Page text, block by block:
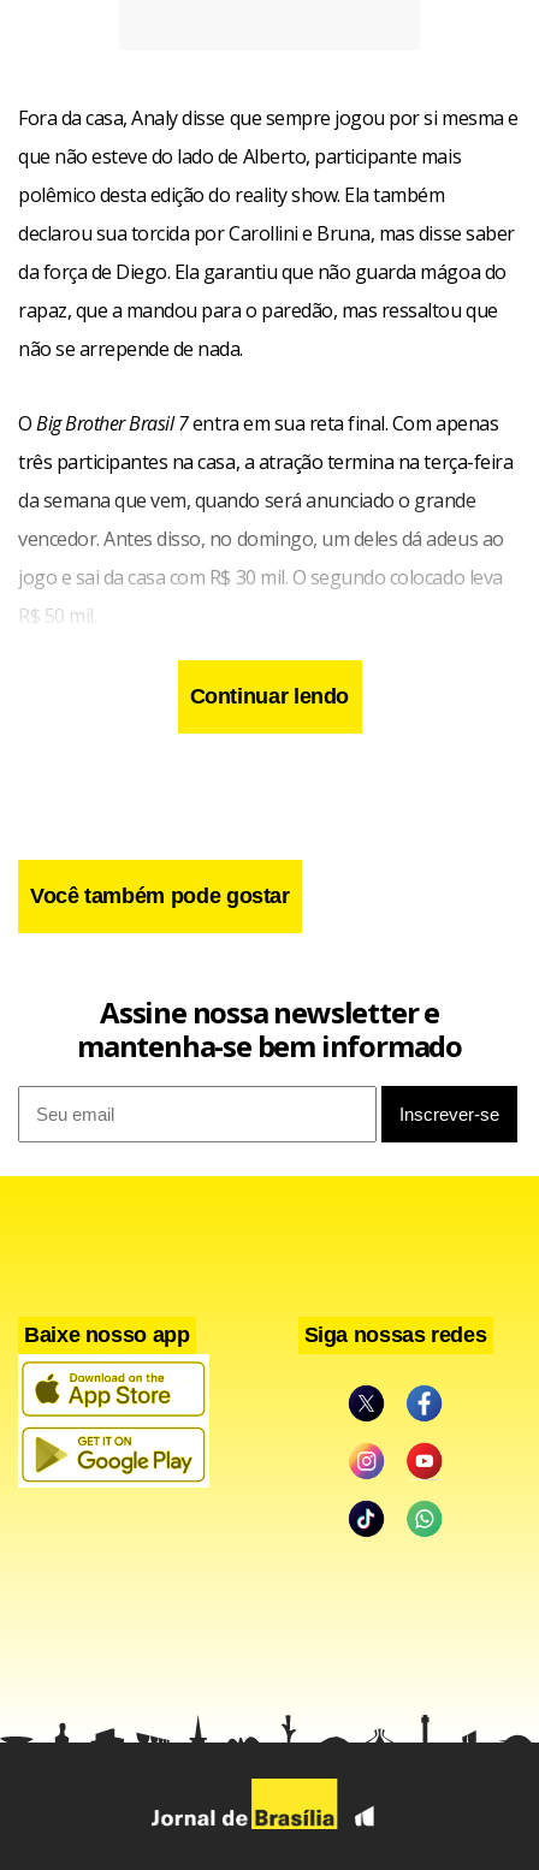
Fora da casa, Analy disse que sempre jogou por si mesma e
que não esteve do lado de Alberto, participante mais
polêmico desta edição do reality show. Ela também
declarou sua torcida por Carollini e Bruna, mas disse saber
da força de Diego. Ela garantiu que não guarda mágoa do
rapaz, que a mandou para o paredão, mas ressaltou que
não se arrepende de nada.
OBig Brother Brasil 7entra em sua reta final. Com apenas
três participantes na casa, a atração termina na terça-feira
da semana que vem, quando será anunciado o grande
vencedor. Antes disso, no domingo, um deles dá adeus ao
jogo e sai da casa com R$ 30 mil. O segundo colocado leva
R$ 50 mil.
Continuar lendo
Você também pode gostar
Assine nossa newsletter e
mantenha-se bem informado
Baixe nosso app Siga nossas redes